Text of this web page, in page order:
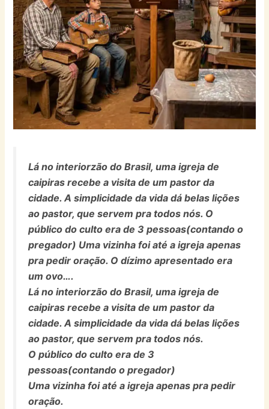
Lá no interiorzão do Brasil, uma igreja de
caipiras recebe a visita de um pastor da
cidade. A simplicidade da vida dá belas lições
ao pastor, que servem pra todos nós. O
público do culto era de 3 pessoas(contando o
pregador) Uma vizinha foi até a igreja apenas
pra pedir oração. O dízimo apresentado era
um ovo….
Lá no interiorzão do Brasil, uma igreja de
caipiras recebe a visita de um pastor da
cidade. A simplicidade da vida dá belas lições
ao pastor, que servem pra todos nós.
O público do culto era de 3
pessoas(contando o pregador)
Uma vizinha foi até a igreja apenas pra pedir
oração.